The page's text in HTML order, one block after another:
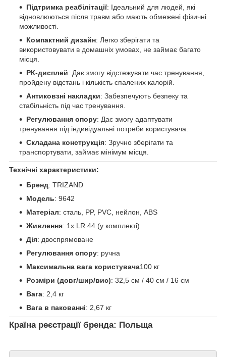
Підтримка реабілітації: Ідеальний для людей, які
відновлюються після травм або мають обмежені фізичні
можливості.
Компактний дизайн: Легко зберігати та
використовувати в домашніх умовах, не займає багато
місця.
РК-дисплей: Дає змогу відстежувати час тренування,
пройдену відстань і кількість спалених калорій.
Антиковзні накладки: Забезпечують безпеку та
стабільність під час тренування.
Регулювання опору: Дає змогу адаптувати
тренування під індивідуальні потреби користувача.
Складана конструкція: Зручно зберігати та
транспортувати, займає мінімум місця.
Технічні характеристики:
Бренд: TRIZAND
Модель: 9642
Матеріал: сталь, PP, PVC, нейлон, ABS
Живлення: 1x LR 44 (у комплекті)
Дія: двоспрямоване
Регулювання опору: ручна
Максимальна вага користувача100 кг
Розміри (довг/шир/вис): 32,5 см / 40 см / 16 см
Вага: 2,4 кг
Вага в пакованні: 2,67 кг
Країна реєстрації бренда: Польща